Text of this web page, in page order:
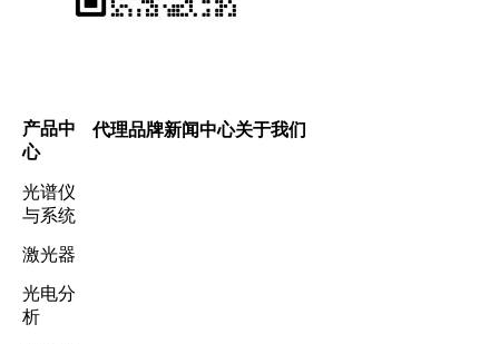
产品中
心
光谱仪
与系统
激光器
光电分
析
代理品牌新闻中心关于我们